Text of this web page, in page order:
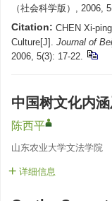
（社会科学版）, 2006,
Citation: CHEN Xi-
Culture[J]. Journal of
2006, 5(3): 17-22.
中国树文化内
陈西平
山东农业大学文法学院
详细信息